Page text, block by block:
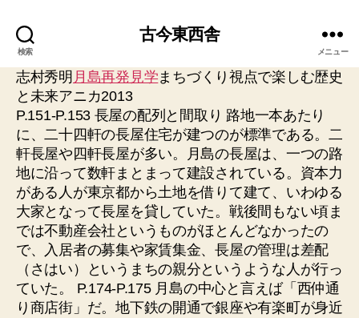
検索
古今東西舎
メニュー
志村秀明 月島再発見学まちづくり視点で楽しむ歴史
と未来アニカ2013
P.151-P.153 長屋の配列と間取り 路地一本あたり
に、二十四軒の長屋住宅が建つのが標準である。二
軒長屋や四軒長屋が多い。月島の長屋は、一つの路
地に沿って数軒まとまって建設されている。資本力
がある人が東京都から土地を借りて建て、いわゆる
大家となって長屋を貸していた。戦後間もない頃ま
では不動産会社というものがほとんどなかったの
で、入居者の募集や家賃集金、長屋の管理は差配
（さはい）というまちの親分というような人が行っ
ていた。 P.174-P.175 月島の中心と言えば「西仲通
り商店街」だ。地下鉄の開通で銀座や有楽町が身近